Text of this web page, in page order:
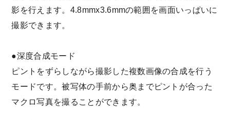
影を行えます。4.8mmx3.6mmの範囲を画面いっぱいに
撮影できます。
●深度合成モード
ピントをずらしながら撮影した複数画像の合成を行う
モードです。被写体の手前から奥までピントが合った
マクロ写真を撮ることができます。